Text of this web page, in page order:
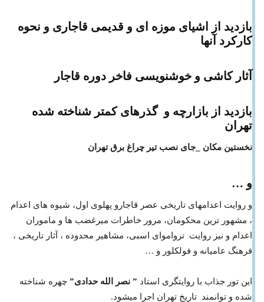
بازدید از اشیای موزه ای و قدیمی قاجاری و نحوه
کارکرد آنها
آثار کاشی و خوشنویسی فاخر دوره قاجار
بازدید از بازارچه و گذرهای کمتر شناخته شده
تهران
نخستین مکان _جای نصب تیر چراغ برق تهران
و …
و روایت اعدامهای تاریخی عصر قاجارو پهلوی اول، شیوه های اعدام
، مشهور ترین محکومان، مرور خاطرات میرغضب ها و ماموران
اعدام و نیز روایت ترواموای اسبی، مشاهیر محدوده ، آثار تاریخی ،
فرهنگ عامیانه و فولکلور و …
این تور جذاب با روایتگری استاد ” نصر الله حدادی” چهره شناخته
شده و توانمند تاریخ تهران اجرا میشود.